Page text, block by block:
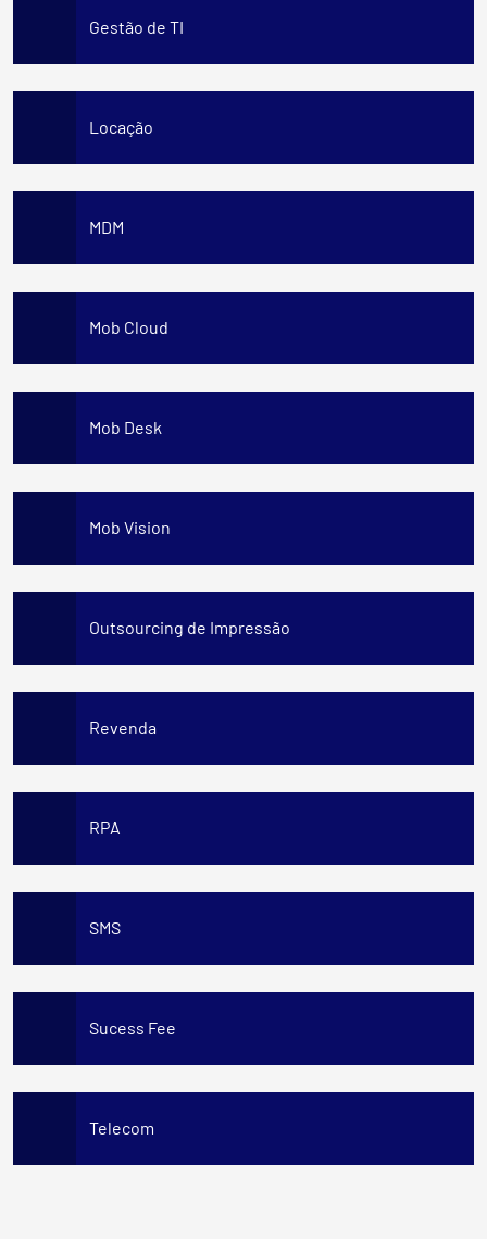
Gestão de TI
Locação
MDM
Mob Cloud
Mob Desk
Mob Vision
Outsourcing de Impressão
Revenda
RPA
SMS
Sucess Fee
Telecom